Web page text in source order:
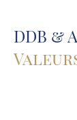
DDB &